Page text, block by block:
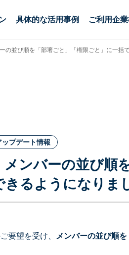
具体的な活用事例 ご利用企
の並び順を「部署ごと」「権限ごと」に一括
ップデート情報
メンバーの並び順
きるようになりま
要望を受け、 メンバーの並び順